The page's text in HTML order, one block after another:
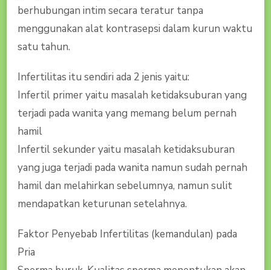
berhubungan intim secara teratur tanpa
menggunakan alat kontrasepsi dalam kurun waktu
satu tahun.
Infertilitas itu sendiri ada 2 jenis yaitu:
Infertil primer yaitu masalah ketidaksuburan yang
terjadi pada wanita yang memang belum pernah
hamil
Infertil sekunder yaitu masalah ketidaksuburan
yang juga terjadi pada wanita namun sudah pernah
hamil dan melahirkan sebelumnya, namun sulit
mendapatkan keturunan setelahnya.
Faktor Penyebab Infertilitas (kemandulan) pada
Pria